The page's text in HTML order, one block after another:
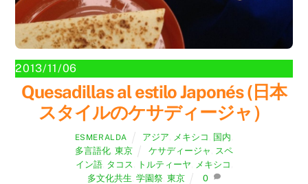
2013/11/06
Quesadillas al estilo Japonés (日本
スタイルのケサディージャ）
ESMERALDA アジア メキシコ 国内
多言語化 ,東京 ケサディージャ
スペ
イン語, タコス トルティーヤ メキシコ
多文化共生 ,学園祭 ,東京 0